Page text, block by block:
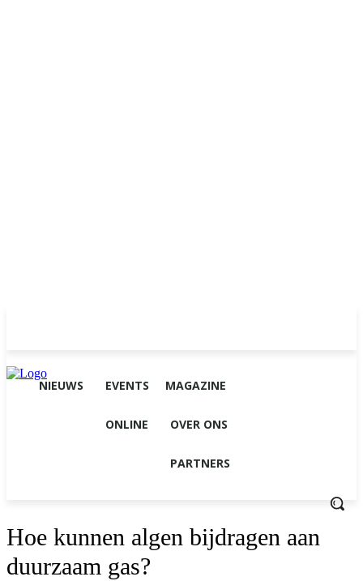
NIEUWS EVENTS MAGAZINE
ONLINE OVER ONS
PARTNERS
Hoe kunnen algen bijdragen aan
duurzaam gas?